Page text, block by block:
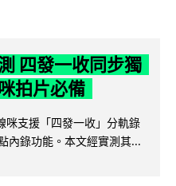
四發一收同步獨
拍片必備
支援「四發一收」分軌錄
內錄功能。本文經實測其...